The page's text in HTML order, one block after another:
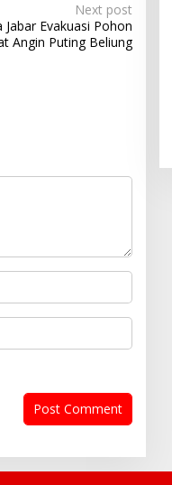
Next post
Evakuasi Pohon
Angin Puting Beliung